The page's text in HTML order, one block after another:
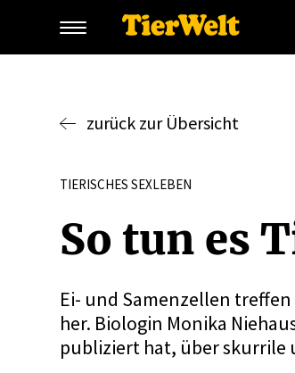
zurück zur Übersicht
TIERISCHES SEXLEBEN
So tun es
Ei- und Samenzellen
her. Biologin Monika
publiziert hat, über skurrile